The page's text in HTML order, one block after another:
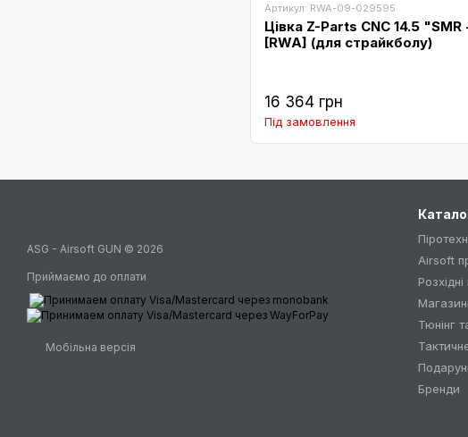
Артикул: RWA-09-029595
Цівка Z-Parts CNC 14.5 "SMR
[RWA] (для страйкболу)
16 364 грн
Під замовлення
ASG - Airsoft GUN © 2026
Приймаємо до оплати
Мобільна версія
Airsoft
Тюнінг
Бренди